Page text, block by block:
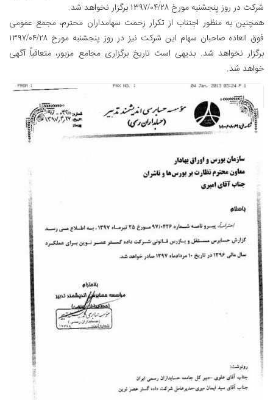
شرکت در روز پنجشنبه مورخ ۱۳۹۷/۰۴/۲۸
برگزار نخواهد شد.
همچنین به منظور اجتناب از تکرار زحمت سهامداران محترم، مجمع عمومی
فوق العاده صاحبان سهام این شرکت نیز در روز پنجشنبه مورخ ۱۳۹۷/۰۴/۲۸
برگزار نخواهد شد. بدیهی است تاریخ برگزاری مجامع مزبور، متعاقباً آگهی
خواهد شد.